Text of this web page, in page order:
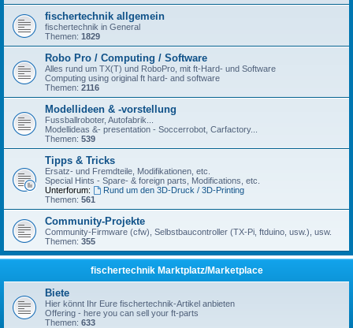
fischertechnik allgemein
fischertechnik in General
Themen: 1829
Robo Pro / Computing / Software
Alles rund um TX(T) und RoboPro, mit ft-Hard- und Software
Computing using original ft hard- and software
Themen: 2116
Modellideen & -vorstellung
Fussballroboter, Autofabrik...
Modellideas &- presentation - Soccerrobot, Carfactory...
Themen: 539
Tipps & Tricks
Ersatz- und Fremdteile, Modifikationen, etc.
Special Hints - Spare- & foreign parts, Modifications, etc.
Unterforum:
Rund um den 3D-Druck / 3D-Printing
Themen: 561
Community-Projekte
Community-Firmware (cfw), Selbstbaucontroller (TX-Pi, ftduino, usw.), usw.
Themen: 355
fischertechnik Marktplatz/Marketplace
Biete
Hier könnt Ihr Eure fischertechnik-Artikel anbieten
Offering - here you can sell your ft-parts
Themen: 633